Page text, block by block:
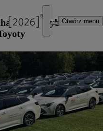
Otwórz menu
w trybie